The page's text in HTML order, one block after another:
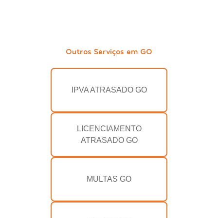
Outros Serviços em GO
IPVA ATRASADO GO
LICENCIAMENTO
ATRASADO GO
MULTAS GO